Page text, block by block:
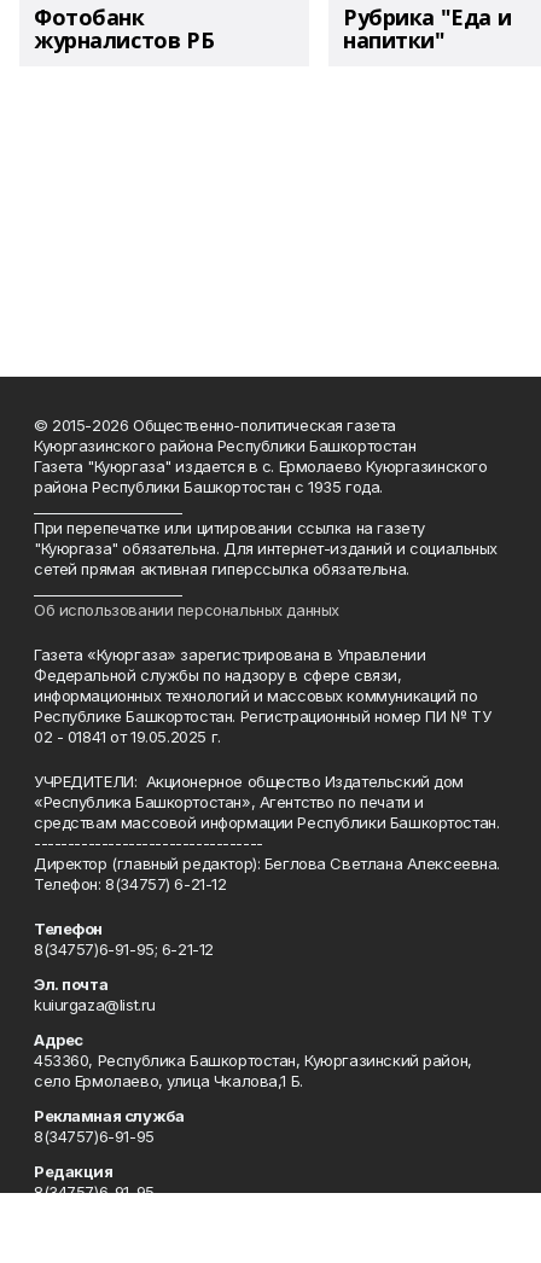
Фотобанк
журналистов РБ
Рубрика "Еда и
напитки"
© 2015-2026 Общественно-политическая газета
Куюргазинского района Республики Башкортостан
Газета "Куюргаза" издается в с. Ермолаево Куюргазинского
района Республики Башкортостан с 1935 года.
При перепечатке или цитировании ссылка на газету
"Куюргаза" обязательна. Для интернет-изданий и социальных
сетей прямая активная гиперссылка обязательна.
Об использовании персональных данных
Газета «Куюргаза» зарегистрирована в Управлении
Федеральной службы по надзору в сфере связи,
информационных технологий и массовых коммуникаций по
Республике Башкортостан. Регистрационный номер ПИ № ТУ
02 - 01841 от 19.05.2025 г.
УЧРЕДИТЕЛИ: Акционерное общество Издательский дом
«Республика Башкортостан», Агентство по печати и
средствам массовой информации Республики Башкортостан.
----------------------------------
Директор (главный редактор): Беглова Светлана Алексеевна.
Телефон: 8(34757) 6-21-12
Телефон
8(34757)6-91-95; 6-21-12
Эл. почта
kuiurgaza@list.ru
Адрес
453360, Республика Башкортостан, Куюргазинский район,
село Ермолаево, улица Чкалова,1 Б.
Рекламная служба
8(34757)6-91-95
Редакция
8(34757)6-91-95